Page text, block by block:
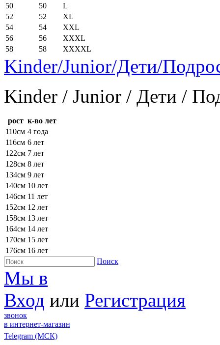
50
50
L
52
52
XL
54
54
XXL
56
56
XXXL
58
58 XXXXL
Kinder/Junior/Дети/
Kinder / Junior / Дети /
рост к-во лет
110см 4 года
116см 6 лет
122см 7 лет
128см 8 лет
134см 9 лет
140см 10 лет
146см 11 лет
152см 12 лет
158см 13 лет
164см 14 лет
170см 15 лет
176см 16 лет
Поиск
Мы в
Вход или Регистрация
звонок
в интернет-магазин
Telegram (МСК)